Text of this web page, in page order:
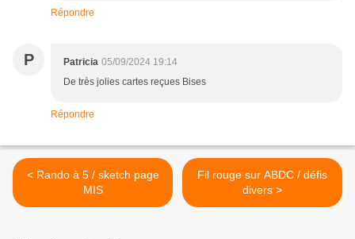
Répondre
P Patricia 05/09/2024 19:14
De très jolies cartes reçues Bises
Répondre
< Rando à 5 / sketch page
MIS
Fil rouge sur ABDC / défis
divers >